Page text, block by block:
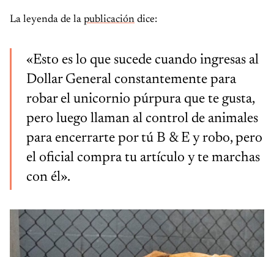
La leyenda de la publicación dice:
«Esto es lo que sucede cuando ingresas al
Dollar General constantemente para
robar el unicornio púrpura que te gusta,
pero luego llaman al control de animales
para encerrarte por tú B & E y robo, pero
el oficial compra tu artículo y te marchas
con él».